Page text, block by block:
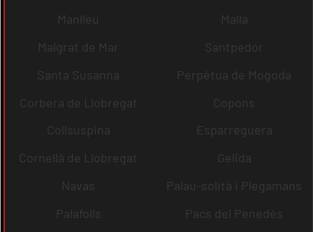
Manlleu
Malla
Malgrat de Mar
Santpedor
Santa Susanna
Perpètua de Mogoda
Corbera de Llobregat
Copons
Collsuspina
Esparreguera
Cornellà de Llobregat
Gelida
Navas
Palau-solità i Plegamans
Palafolls
Pacs del Penedès